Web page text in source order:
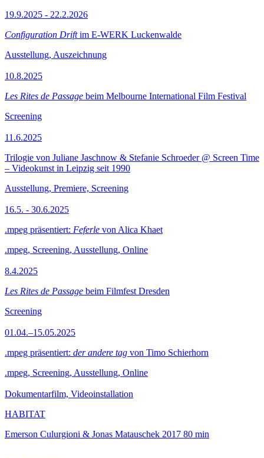
19.9.2025 - 22.2.2026
Configuration Driftim E-WERK Luckenwalde
Ausstellung, Auszeichnung
10.8.2025
Les Rites de Passage beim Melbourne International Film Festival
Screening
11.6.2025
Trilogie von Juliane Jaschnow & Stefanie Schroeder @ Screen Time
– Videokunst in Leipzig seit 1990
Ausstellung, Premiere, Screening
16.5. - 30.6.2025
.mpeg präsentiert: Feferle von Alica Khaet
.mpeg, Screening, Ausstellung, Online
8.4.2025
Les Rites de Passage beim Filmfest Dresden
Screening
01.04.–15.05.2025
.mpeg präsentiert: der andere tag von Timo Schierhorn
.mpeg, Screening, Ausstellung, Online
Dokumentarfilm, Videoinstallation
HABITAT
Emerson Culurgioni & Jonas Matauschek 2017 80 min